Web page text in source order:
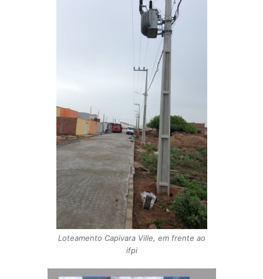
Loteamento Capivara Ville, em frente ao
ifpi